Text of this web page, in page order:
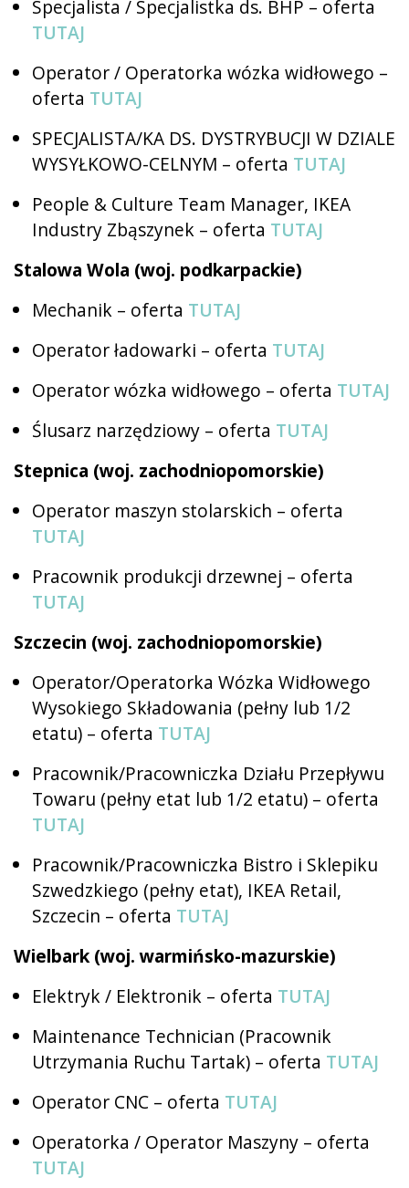
Specjalista / Specjalistka ds. BHP – oferta
TUTAJ
Operator / Operatorka wózka widłowego –
oferta TUTAJ
SPECJALISTA/KA DS. DYSTRYBUCJI W DZIALE
WYSYŁKOWO-CELNYM – oferta TUTAJ
People & Culture Team Manager, IKEA
Industry Zbąszynek – oferta TUTAJ
Stalowa Wola (woj. podkarpackie)
Mechanik – oferta TUTAJ
Operator ładowarki – oferta TUTAJ
Operator wózka widłowego – oferta TUTAJ
Ślusarz narzędziowy – oferta TUTAJ
Stepnica (woj. zachodniopomorskie)
Operator maszyn stolarskich – oferta
TUTAJ
Pracownik produkcji drzewnej – oferta
TUTAJ
Szczecin (woj. zachodniopomorskie)
Operator/Operatorka Wózka Widłowego
Wysokiego Składowania (pełny lub 1/2
etatu) – oferta TUTAJ
Pracownik/Pracowniczka Działu Przepływu
Towaru (pełny etat lub 1/2 etatu) – oferta
TUTAJ
Pracownik/Pracowniczka Bistro i Sklepiku
Szwedzkiego (pełny etat), IKEA Retail,
Szczecin – oferta TUTAJ
Wielbark (woj. warmińsko-mazurskie)
Elektryk / Elektronik – oferta TUTAJ
Maintenance Technician (Pracownik
Utrzymania Ruchu Tartak) – oferta TUTAJ
Operator CNC – oferta TUTAJ
Operatorka / Operator Maszyny – oferta
TUTAJ